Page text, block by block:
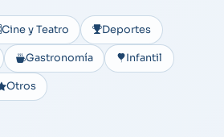
Cine y Teatro Deportes
Gastronomía Infantil
Otros